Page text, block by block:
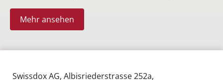
Mehr ansehen
Swissdox AG, Albisriederstrasse 252a,